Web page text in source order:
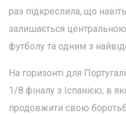
раз підкреслила, що
залишається
футболу та одним з
На горизонті для
1/8 фіналу з Іспанією, в
продовжити свою